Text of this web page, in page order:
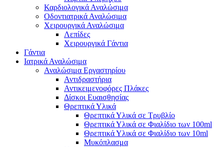
Καρδιολογικά Αναλώσιμα
Οδοντιατρικά Αναλώσιμα
Χειρουργικά Αναλώσιμα
Λεπίδες
Χειρουργικά Γάντια
Γάντια
Ιατρικά Αναλώσιμα
Αναλώσιμα Εργαστηρίου
Αντιδραστήρια
Αντικειμενοφόρες Πλάκες
Δίσκοι Ευαισθησίας
Θρεπτικά Υλικά
Θρεπτικά Υλικά σε Τρυβλίο
Θρεπτικά Υλικά σε Φιαλίδιο των 100ml
Θρεπτικά Υλικά σε Φιαλίδιο των 10ml
Μυκόπλασμα